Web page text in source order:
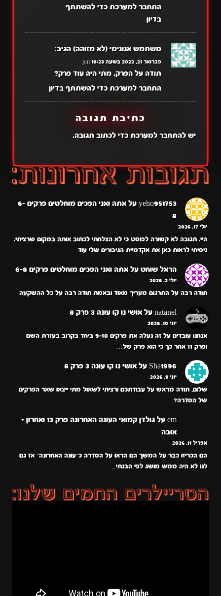
התחבר למערכת כדי להשתתף
בדיון
משתמש אנונימי (לא מזוהה) הגיב:
פברואר 21, 2022 בשעה 10:23 pm
תודה על הפרק, מתי היה עוד פרק?
התחבר למערכת כדי להשתתף בדיון
כתיבת תגובה
יש להתחבר למערכתכדי לכתוב תגובה.
yeho951753 על
אתה ואני הפכים מוחלטים פרקים 6-
8
יולי 17, 2026
היי. תגובה לא קשורה לפוסט כי לא הצלחתי לכתוב אותה במקום שרציתי.
ניסיתי לראות כאן את אקדמיית הגיבורים שלי עוד…
הראל שוחט על אתה ואני הפכים מוחלטים פרקים 6-8
יולי 2, 2026
תודה רבה על התרגום מעריך מאוד ובאמת תודה רבה על כל ההשקעה
natanel על אושי נו קו עונה 3 פרק 8
יוני 10, 2026
אנחנו עובדים על זה נעלה את פרקים 9-10 ביחד בקרוב בעזרת השם
ופרק 11 אחר כך כי הוא פרק של…
Sha1996 על אושי נו קו עונה 3 פרק 8
יוני 9, 2026
שלום, תודה מראש על עבודתכם ורציתי לשאול מתי ייצאו שאר הפרקים
של הסדרה?
em על
גולדן קמואי העונה האחרונה פרק 13 ואחרון +
אובה
אפריל 11, 2026
הם הכריזו כבר על המשך הם הראו על הסדרה כ״עונה האחרונה״ אז גם
לנו לא היה ממש מושג לפי הבנתי…